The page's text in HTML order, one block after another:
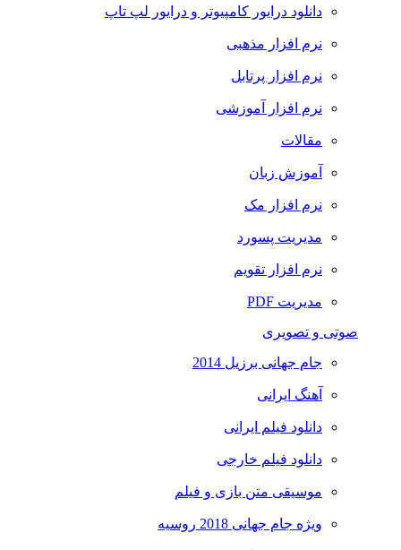
دانلود درایور کامپیوتر و درایور لپ تاپ
نرم افزار مذهبی
نرم افزار پرتابل
نرم افزار آموزشی
مقالات
آموزش زبان
نرم افزار مک
مدیریت پسورد
نرم افزار تقویم
مدیریت PDF
صوتی و تصویری
جام جهانی برزیل 2014
آهنگ ایرانی
دانلود فیلم ایرانی
دانلود فیلم خارجی
موسیقی متن بازی و فیلم
ویژه جام جهانی 2018 روسیه